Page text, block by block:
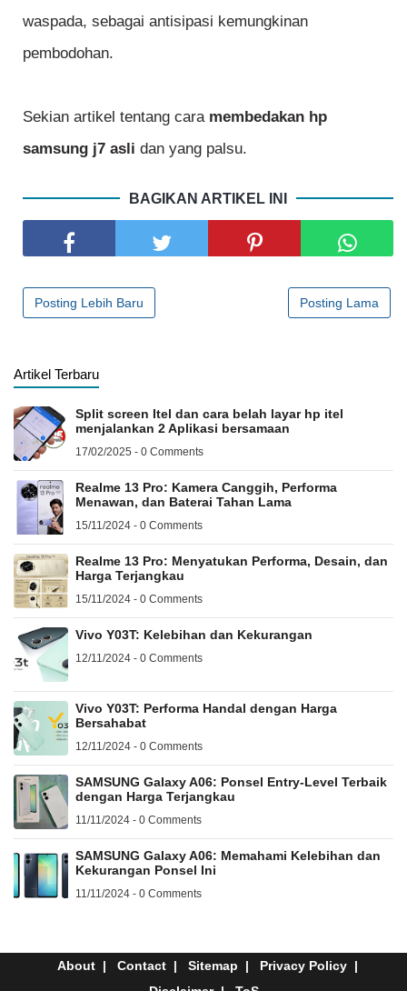
waspada, sebagai antisipasi kemungkinan
pembodohan.
Sekian artikel tentang cara membedakan hp
samsung j7 asli dan yang palsu.
BAGIKAN ARTIKEL INI
Posting Lebih Baru Posting Lama
Artikel Terbaru
Split screen Itel dan cara belah layar hp itel
menjalankan 2 Aplikasi bersamaan
17/02/2025 - 0 Comments
Realme 13 Pro: Kamera Canggih, Performa
Menawan, dan Baterai Tahan Lama
15/11/2024 - 0 Comments
Realme 13 Pro: Menyatukan Performa, Desain, dan
Harga Terjangkau
15/11/2024 - 0 Comments
Vivo Y03T: Kelebihan dan Kekurangan
12/11/2024 - 0 Comments
Vivo Y03T: Performa Handal dengan Harga
Bersahabat
12/11/2024 - 0 Comments
SAMSUNG Galaxy A06: Ponsel Entry-Level Terbaik
dengan Harga Terjangkau
11/11/2024 - 0 Comments
SAMSUNG Galaxy A06: Memahami Kelebihan dan
Kekurangan Ponsel Ini
11/11/2024 - 0 Comments
About Contact Sitemap
Privacy Policy